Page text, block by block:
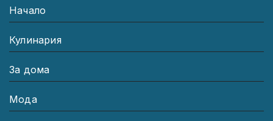
Начало
Кулинария
За дома
Мода